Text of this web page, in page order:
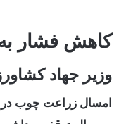
کاهش فشار
وزیر جهاد
امسال زراعت چوب در گستره ای به وسعت حدود ۳۰